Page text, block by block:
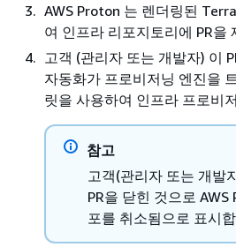
AWS Proton 는 렌더링된
여 인프라 리포지토리에 PR을
고객 (관리자 또는 개발자) 이
자동화가 프로비저닝 엔진을
릿을 사용하여 인프라 프로비
참고
고객(관리자 또는 개발
PR을 닫힌 것으로
포를 취소됨으로 표시